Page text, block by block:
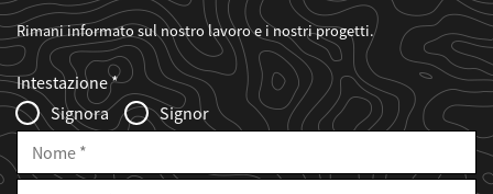
Rimani informato sul nostro lavoro e i nostri progetti.
Web2Case
Infofelder
Fieldset
anrede_name
Intestazione
Signora
Signor
Nome